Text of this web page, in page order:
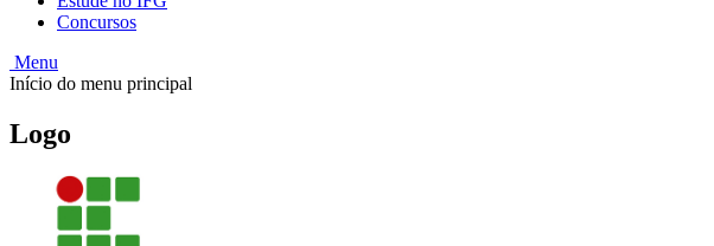
Concursos
Menu
Início do menu principal
Logo